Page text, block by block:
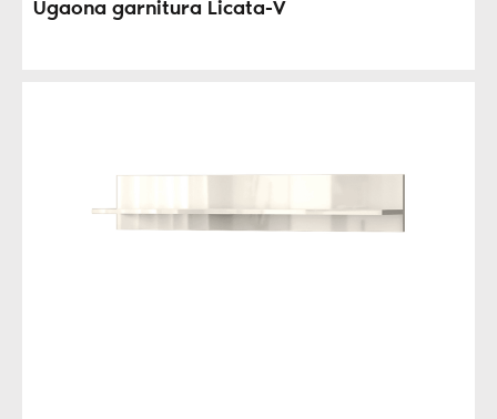
Ugaona garnitura Licata-V